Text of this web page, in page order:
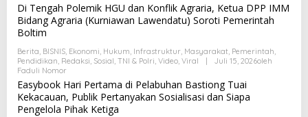
Di Tengah Polemik HGU dan Konflik Agraria, Ketua DPP IMM
Bidang Agraria (Kurniawan Lawendatu) Soroti Pemerintah
Boltim
Berita, BISNIS, Ekonomi, Hukum, Infrastruktur, Masyarakat, Pemerintah,
Pendidikan, Redaksi, Sosial, TNI & Polri, Video, Viral Juli 15, 2026Oleh
Faduli Nomor
Easybook Hari Pertama di Pelabuhan Bastiong Tuai
Kekacauan, Publik Pertanyakan Sosialisasi dan Siapa
Pengelola Pihak Ketiga